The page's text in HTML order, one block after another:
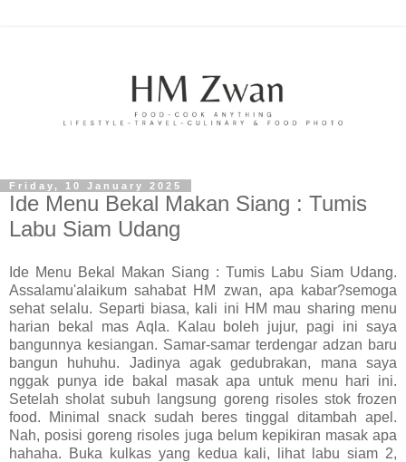
Friday, 10 January 2025
Ide Menu Bekal Makan Siang : Tumis
Labu Siam Udang
Ide Menu Bekal Makan Siang : Tumis Labu Siam Udang.
Assalamu'alaikum sahabat HM zwan, apa kabar?semoga
sehat selalu. Separti biasa, kali ini HM mau sharing menu
harian bekal mas Aqla. Kalau boleh jujur, pagi ini saya
bangunnya kesiangan. Samar-samar terdengar adzan baru
bangun huhuhu. Jadinya agak gedubrakan, mana saya
nggak punya ide bakal masak apa untuk menu hari ini.
Setelah sholat subuh langsung goreng risoles stok frozen
food. Minimal snack sudah beres tinggal ditambah apel.
Nah, posisi goreng risoles juga belum kepikiran masak apa
hahaha. Buka kulkas yang kedua kali, lihat labu siam 2,